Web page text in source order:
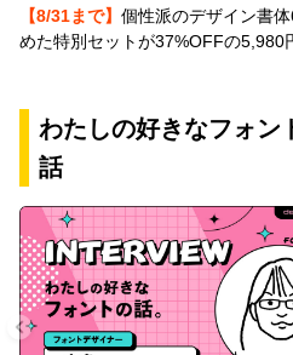
【8/31まで】 個性派のデザイン書
めた特別セットが37%OFFの5,980
わたしの好きなフォン
話